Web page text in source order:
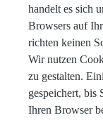
handelt es sich
Browsers auf
richten keinen
Wir nutzen
zu gestalten.
gespeichert, bis
Ihren Browser